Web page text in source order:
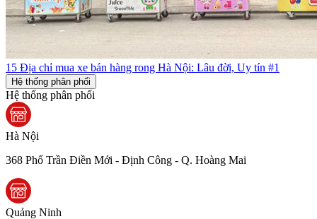
15 Địa chỉ mua xe bán hàng rong Hà Nội: Lâu đời, Uy tín #1
Hệ thống phân phối
Hệ thống phân phối
Hà Nội
368 Phố Trần Điền Mới - Định Công - Q. Hoàng Mai
Quảng Ninh